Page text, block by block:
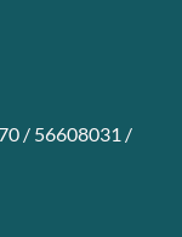
/ 56608031 /